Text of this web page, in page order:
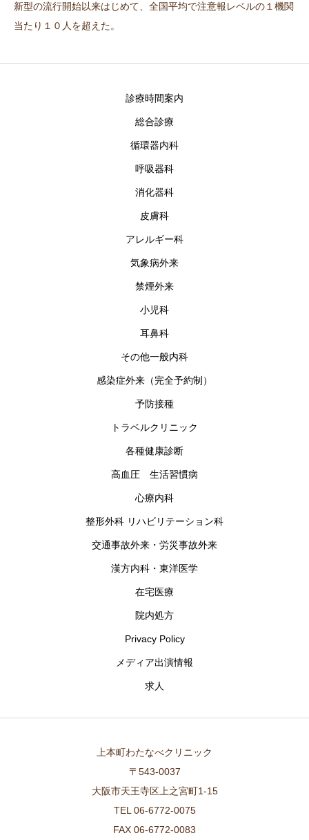
新型の流行開始以来はじめて、全国平均で注意報レベルの１機関
当たり１０人を超えた。
診療時間案内
総合診療
循環器内科
呼吸器科
消化器科
皮膚科
アレルギー科
気象病外来
禁煙外来
小児科
耳鼻科
その他一般内科
感染症外来（完全予約制）
予防接種
トラベルクリニック
各種健康診断
高血圧 生活習慣病
心療内科
整形外科 リハビリテーション科
交通事故外来・労災事故外来
漢方内科・東洋医学
在宅医療
院内処方
Privacy Policy
メディア出演情報
求人
上本町わたなべクリニック
〒543-0037
大阪市天王寺区上之宮町1-15
TEL 06-6772-0075
FAX 06-6772-0083